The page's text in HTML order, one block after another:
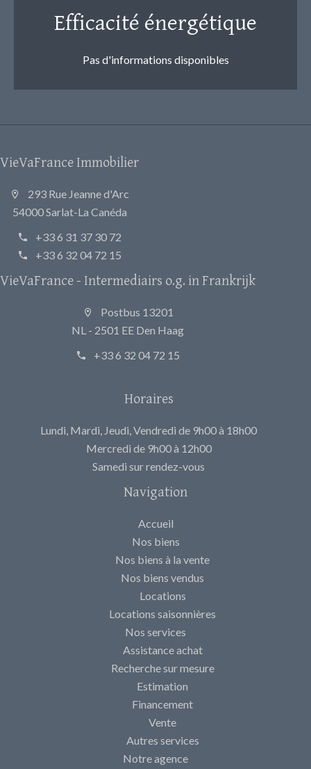
Efficacité énergétique
Pas d'informations disponibles
VieVaFrance Immobilier
293 Rue Jeanne d'Arc
54000 Sarlat-La Canéda
+33 6 31 37 30 72
+33 6 32 04 72 15
VieVaFrance - Intermediairs o.g. in Frankrijk
Postbus 13201
NL - 2501 EE Den Haag
+33 6 32 04 72 15
Horaires
Lundi, Mardi, Jeudi, Vendredi de 9h00 à 18h00
Mercredi de 9h00 à 12h00
Samedi sur rendez-vous
Navigation
Accueil
Nos biens
Nos biens à la vente
Nos biens vendus
Locations
Locations saisonnières
Nos services
Assistance achat
Recherche sur mesure
Estimation
Financement
Vente
Autres services
Notre agence